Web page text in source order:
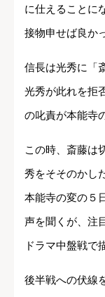
に仕えることに
接物申せば良か
信長は光秀に「
光秀が此れを拒
の叱責が本能寺
この時、斎藤は
秀をそそのかし
本能寺の変の５
声を聞くが、注
ドラマ中盤戦で
後半戦への伏線